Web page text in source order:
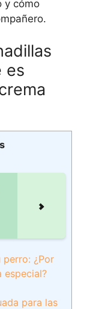
y cómo
es
¿Por
especial?
para las